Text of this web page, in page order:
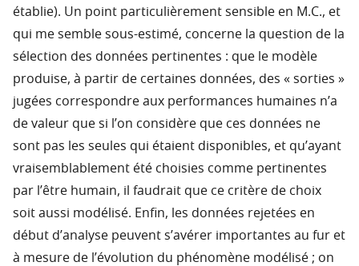
établie). Un point particulièrement sensible en M.C., et
qui me semble sous-estimé, concerne la question de la
sélection des données pertinentes : que le modèle
produise, à partir de certaines données, des « sorties »
jugées correspondre aux performances humaines n’a
de valeur que si l’on considère que ces données ne
sont pas les seules qui étaient disponibles, et qu’ayant
vraisemblablement été choisies comme pertinentes
par l’être humain, il faudrait que ce critère de choix
soit aussi modélisé. Enfin, les données rejetées en
début d’analyse peuvent s’avérer importantes au fur et
à mesure de l’évolution du phénomène modélisé ; on